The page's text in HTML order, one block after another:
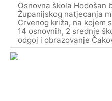
Osnovna škola Hodošan
Županijskog natjecanja
Crvenog križa, na kojem
14 osnovnih, 2 srednje
odgoj i obrazovanje